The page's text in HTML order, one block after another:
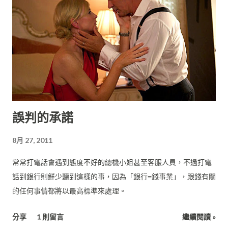
誤判的承諾
8月 27, 2011
常常打電話會遇到態度不好的總機小姐甚至客服人員，不過打電
話到銀行則鮮少聽到這樣的事，因為「銀行=錢事業」，跟錢有關
的任何事情都將以最高標準來處理。
分享 1 則留言 繼續閱讀 »